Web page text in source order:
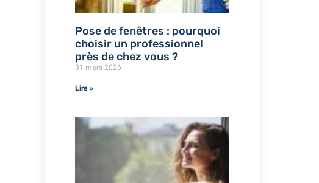
Pose de fenêtres : pourquoi
choisir un professionnel
près de chez vous ?
31 mars 2026
Lire »